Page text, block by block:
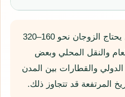
قد يحتاج الزوجان نحو 160–320
والنقل المحلي وبعض
والقطارات بين المدن
المرتفعة قد تتجاوز ذلك.